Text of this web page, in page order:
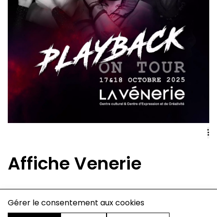
Gérer le consentement aux cookies
Affiche Venerie
charte de confidentialité
mentions légales